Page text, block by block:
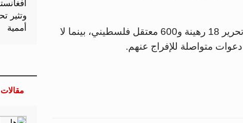
وحتى الآن، تم تنفيذ 5 عمليات تبادل، أسفرت عن تحرير 18 رهينة و600 معتقل فلسطيني، بينما لا
متواصلة للإفراج عنهم.
مقالات